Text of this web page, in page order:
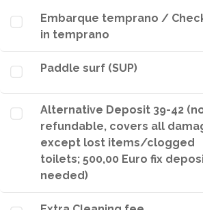
Embarque temprano /
in temprano
Paddle surf (SUP)
Alternative Deposit 39-42
refundable, covers all
except lost items/clogged
toilets; 500,00 Euro fix
needed)